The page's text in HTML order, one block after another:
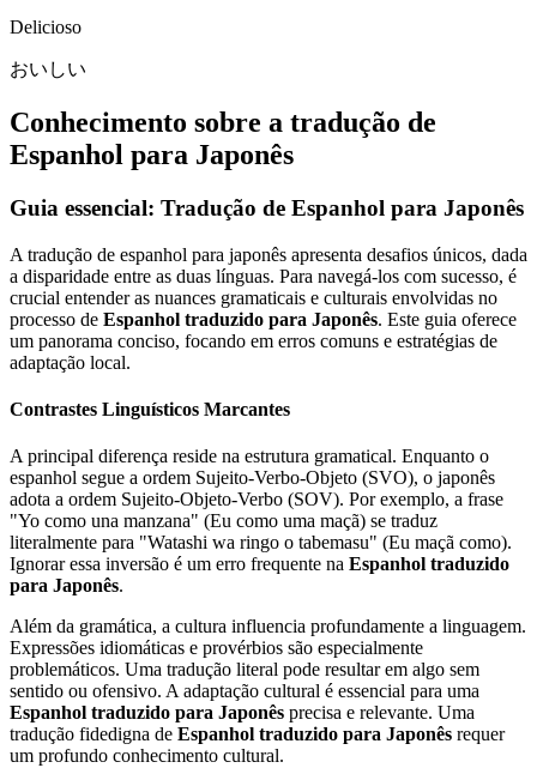
Delicioso
おいしい
Conhecimento sobre a tradução de
Espanhol para Japonês
Guia essencial: Tradução de Espanhol para Japonês
A tradução de espanhol para japonês apresenta desafios únicos, dada
a disparidade entre as duas línguas. Para navegá-los com sucesso, é
crucial entender as nuances gramaticais e culturais envolvidas no
processo de Espanhol traduzido para Japonês. Este guia oferece
um panorama conciso, focando em erros comuns e estratégias de
adaptação local.
Contrastes Linguísticos Marcantes
A principal diferença reside na estrutura gramatical. Enquanto o
espanhol segue a ordem Sujeito-Verbo-Objeto (SVO), o japonês
adota a ordem Sujeito-Objeto-Verbo (SOV). Por exemplo, a frase
"Yo como una manzana" (Eu como uma maçã) se traduz
literalmente para "Watashi wa ringo o tabemasu" (Eu maçã como).
Ignorar essa inversão é um erro frequente na Espanhol traduzido
para Japonês.
Além da gramática, a cultura influencia profundamente a linguagem.
Expressões idiomáticas e provérbios são especialmente
problemáticos. Uma tradução literal pode resultar em algo sem
sentido ou ofensivo. A adaptação cultural é essencial para uma
Espanhol traduzido para Japonês precisa e relevante. Uma
tradução fidedigna de Espanhol traduzido para Japonês requer
um profundo conhecimento cultural.